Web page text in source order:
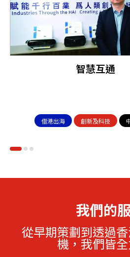
智慧互通
借港出海 創新及科技
我們的
從早期策劃到透過
機，我們皆